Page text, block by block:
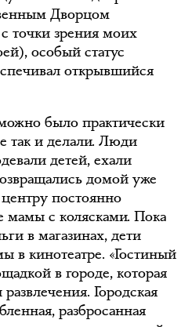
Дворцом
точки зрения моих
особый статус
открывшийся
было практически
так и делали. Люди
детей, ехали
домой уже
постоянно
мамы с колясками. Пока
в магазинах, дети
в кинотеатре. «Гостиный
в городе, которая
Городская
разбросанная